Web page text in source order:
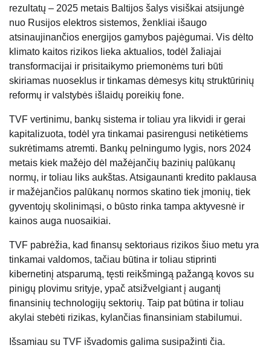
rezultatų – 2025 metais Baltijos šalys visiškai atsijungė
nuo Rusijos elektros sistemos, ženkliai išaugo
atsinaujinančios energijos gamybos pajėgumai. Vis dėlto
klimato kaitos rizikos lieka aktualios, todėl žaliajai
transformacijai ir prisitaikymo priemonėms turi būti
skiriamas nuoseklus ir tinkamas dėmesys kitų struktūrinių
reformų ir valstybės išlaidų poreikių fone.
TVF vertinimu, bankų sistema ir toliau yra likvidi ir gerai
kapitalizuota, todėl yra tinkamai pasirengusi netikėtiems
sukrėtimams atremti. Bankų pelningumo lygis, nors 2024
metais kiek mažėjo dėl mažėjančių bazinių palūkanų
normų, ir toliau liks aukštas. Atsigaunanti kredito paklausa
ir mažėjančios palūkanų normos skatino tiek įmonių, tiek
gyventojų skolinimąsi, o būsto rinka tampa aktyvesnė ir
kainos auga nuosaikiai.
TVF pabrėžia, kad finansų sektoriaus rizikos šiuo metu yra
tinkamai valdomos, tačiau būtina ir toliau stiprinti
kibernetinį atsparumą, tęsti reikšmingą pažangą kovos su
pinigų plovimu srityje, ypač atsižvelgiant į augantį
finansinių technologijų sektorių. Taip pat būtina ir toliau
akylai stebėti rizikas, kylančias finansiniam stabilumui.
Išsamiau su TVF išvadomis galima susipažinti čia.